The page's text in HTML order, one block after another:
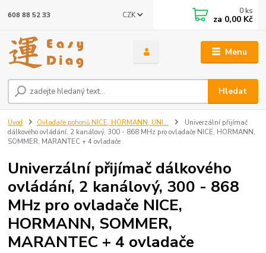
Menu
CZK
Hledat
608 88 52 33 0 ks
za 0,00 Kč
Úvod Ovladače pohonů NICE, HÖRMANN, UNI...
Univerzální přijímač
dálkového ovládání, 2 kanálový, 300 - 868 MHz pro ovladače NICE, HORMANN,
SOMMER, MARANTEC + 4 ovladače
Univerzální přijímač dálkového
ovládání, 2 kanálový, 300 - 868
MHz pro ovladače NICE,
HORMANN, SOMMER,
MARANTEC + 4 ovladače